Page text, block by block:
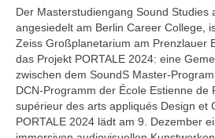
Der Masterstudiengang Sound Studies
angesiedelt am Berlin Career College,
Zeiss Großplanetarium am Prenzlauer
das Projekt PORTALE 2024: eine
zwischen dem SoundS Master-
DCN-Programm der École Estienne de
supérieur des arts appliqués Design et
PORTALE 2024 lädt am 9. Dezember